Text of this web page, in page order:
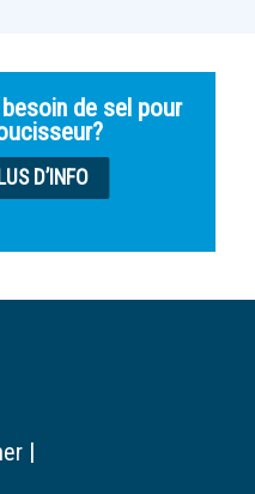
de sel pour
D’INFO
|